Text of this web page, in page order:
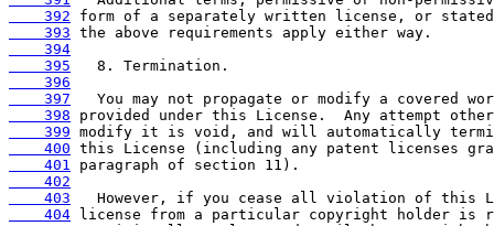
    392
    393
    394
    395
    396
    397
    398
    399
    400
    401
    402
    403
    404